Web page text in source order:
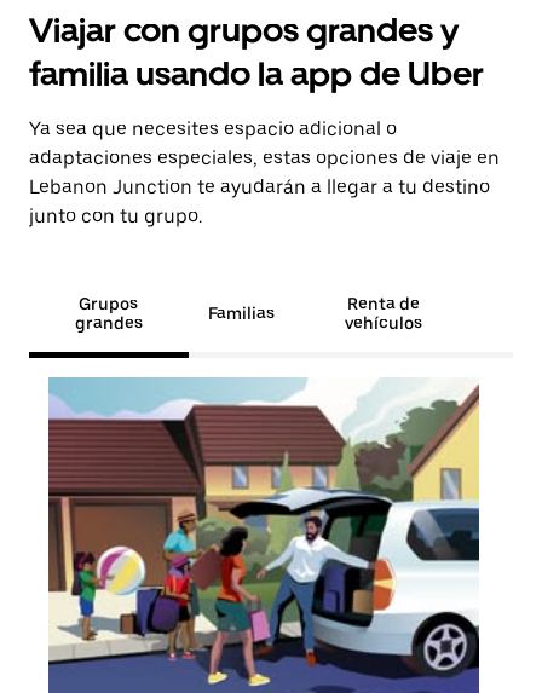
Viajar con grupos grandes y
familia usando la app de Uber
Ya sea que necesites espacio adicional o
adaptaciones especiales, estas opciones de viaje en
Lebanon Junction te ayudarán a llegar a tu destino
junto con tu grupo.
Grupos
grandes
Familias
Renta de
vehículos